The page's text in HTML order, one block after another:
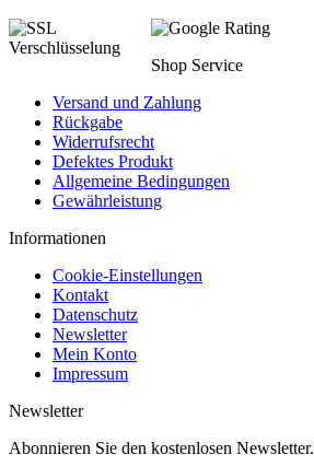
Shop Service
Versand und Zahlung
Rückgabe
Widerrufsrecht
Defektes Produkt
Allgemeine Bedingungen
Gewährleistung
Informationen
Cookie-Einstellungen
Kontakt
Datenschutz
Newsletter
Mein Konto
Impressum
Newsletter
Abonnieren Sie den kostenlosen Newsletter.